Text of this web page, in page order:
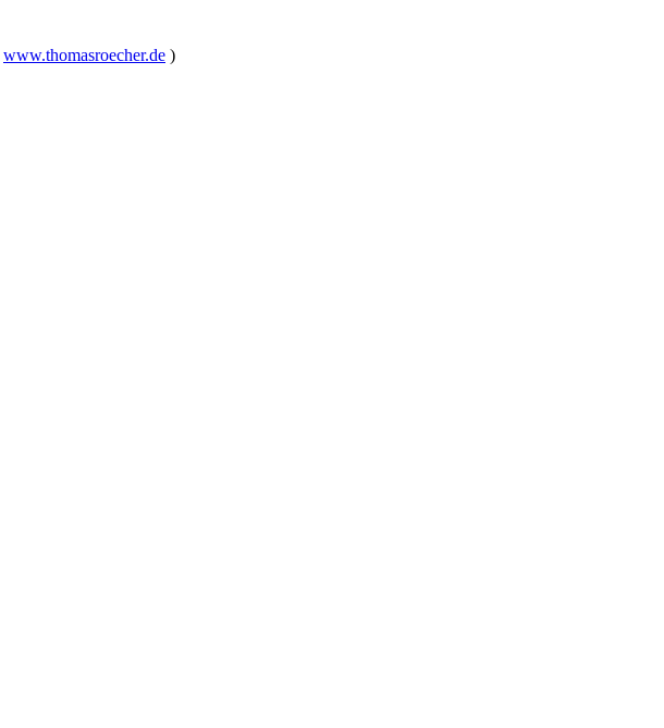
www.thomasroecher.de )